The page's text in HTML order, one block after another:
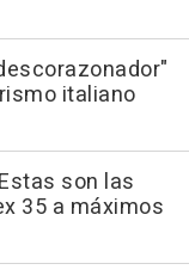
italiano
son las
35 a máximos